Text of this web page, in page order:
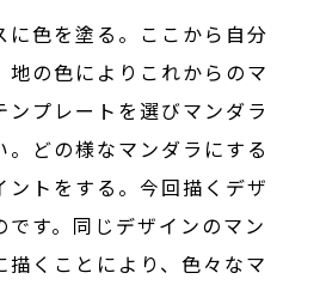
に色を塗る。ここから自分
地の色によりこれからのマ
ンプレートを選びマンダラ
。どの様なマンダラにする
ントをする。今回描くデザ
す。同じデザインのマン
描くことにより、色々なマ